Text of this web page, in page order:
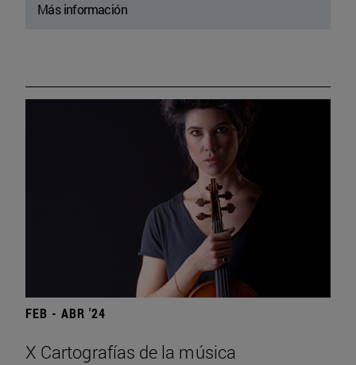
Más información
FEB - ABR '24
X Cartografías de la música